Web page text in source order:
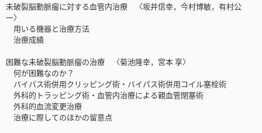
未破裂脳動脈瘤に対する血管内治療 〈坂井信幸，今村博敏，有村公
一〉
用いる機器と治療方法
治療成績
困難な未破裂脳動脈瘤の治療 〈菊池隆幸，宮本 享〉
何が困難なのか？
バイパス術併用クリッピング術・バイパス術併用コイル塞栓術
外科的トラッピング術・血管内治療による親血管閉塞術
外科的血流変更治療
治療に際してのほかの留意点